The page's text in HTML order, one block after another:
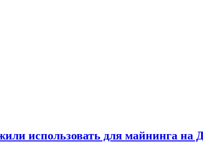
использовать для майнинга на